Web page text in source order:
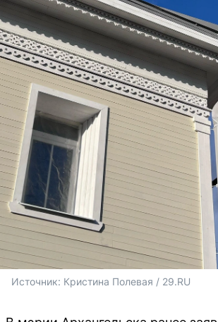
Источник: Кристина Полевая / 29.RU